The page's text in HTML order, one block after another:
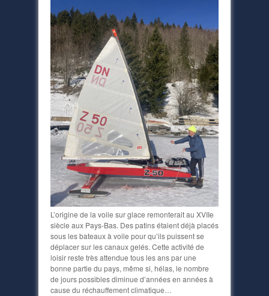
L’origine de la voile sur glace remonterait au XVIIe
siècle aux Pays-Bas. Des patins étaient déjà placés
sous les bateaux à voile pour qu’ils puissent se
déplacer sur les canaux gelés. Cette activité de
loisir reste très attendue tous les ans par une
bonne partie du pays, même si, hélas, le nombre
de jours possibles diminue d’années en années à
cause du réchauffement climatique…